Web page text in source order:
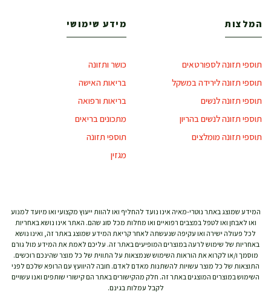
המלצות
תוספי תזונה לספורטאים
תוספי תזונה לירידה במשקל
תוספי תזונה לנשים
תוספי תזונה לנשים בהריון
תוספי תזונה מומלצים
מידע שימושי
כושר ותזונה
בריאות האישה
בריאות ורפואה
מתכונים בריאים
תוספי תזונה
מגזין
המידע שמוצג באתר נוטרי-מאיה אינו נועד להחליף ואו להוות ייעוץ מקצועי ואו מיועד למנוע
ואו לאבחן ואו לטפל במצבים רפואיים ואו מחלות מכל סוג שהם. האתר אינו נושא באחריות
לכל פעולה ישירה ואו עקיפה שנעשתה לאחר קריאת המידע שמוצג באתר זה, ואינו נושא
באחריות של שימוש לרעה במוצרים המופיעים באתר זה. עליכם לאמת את המידע מול גורם
מוסמך ו/או לקרוא את הוראות השימוש שנמצאות על התווית של כל מוצר שהינכם רוכשים.
התוצאות של כל מוצר עשויות להשתנות מאדם לאדם. חובה להיוועץ עם הרופא שלכם לפני
השימוש במוצרים המוצגים באתר זה. חלק מהקישורים באתר הם קישורי שותפים ואנו עשויים
לקבל עמלות בגינם.